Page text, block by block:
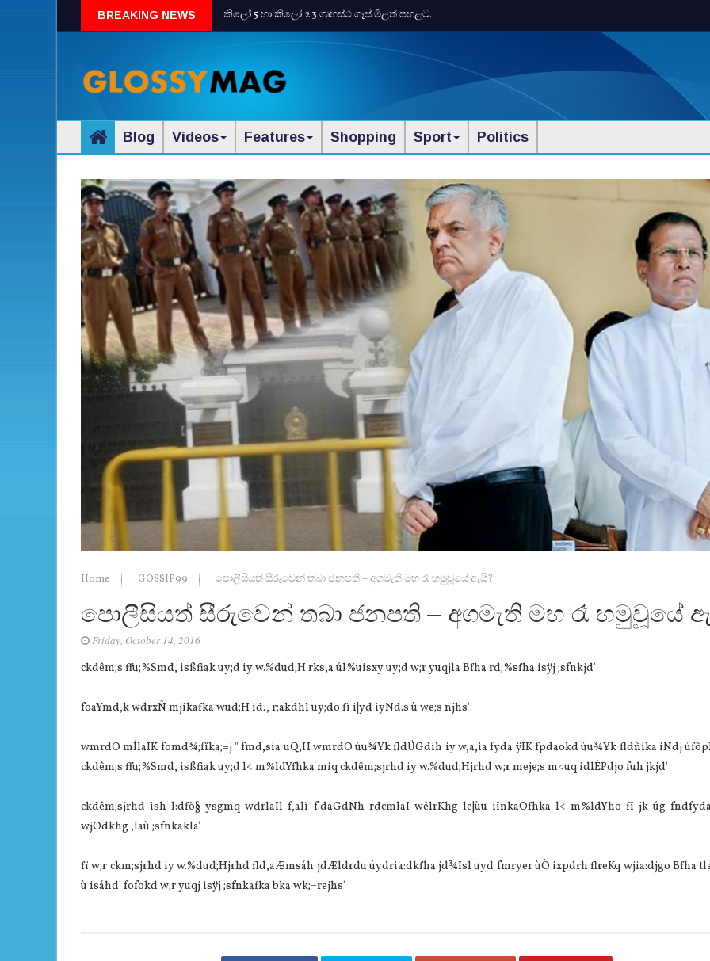
BREAKING NEWS කිලෝ 5 හා කිලෝ 2.3 ගෘහස්ථ ගෑස් මිළත් පහළට.
Blog Videos Features Shopping Sport Politics
Home GOSSIP99 පොලීසියත් සීරුවෙන් තබා ජනපති – අගමැති මහ රෑ හමුවූයේ ඇයි?
පොලීසියත් සීරුවෙන් තබා ජනපති – අගමැති මහ රෑ හමුවූයේ
Friday, October 14, 2016
ckdêm;s ffu;%Smd, isßfiak uy;d iy w.%dud;H rks,a úl%uisxy uy;d w;r yuqjla Bfha rd;%sfha isÿj ;sfnkjd'
foaYmd,k wdrxÑ mjikafka wud;H id., r;akdhl uy;do fï i|yd iyNd.s ù we;s njhs'
wmrdO mÍlaIK fomd¾;fïka;=j " fmd,sia uQ,H wmrdO úu¾Yk fldÜGdih iy w,a,ia fyda ÿIK fpdaokd úu¾Yk fldñika iNdj
ckdêm;s ffu;%Smd, isßfiak uy;d l< m%ldYfhka miq ckdêm;sjrhd iy w.%dud;Hjrhd w;r meje;s m<uq idlÉPdjo fuh jkjd'
ckdêm;sjrhd ish l:dfõ§ ysgmq wdrlaIl f,alï f.daGdNh rdcmlaI wêlrKhg le|ùu iïnkaOfhka l< m%ldYho fï jk úg
wjOdkhg ,laù ;sfnkakla'
fï w;r ckm;sjrhd iy w.%dud;Hjrhd fld,aÆmsáh jdÆldrdu úydria:dkfha jd¾Isl uyd fmryer ùÒ ixpdrh flreKq wjia:djgo Bfha
ù isáhd' fofokd w;r yuqj isÿj ;sfnkafka bka wk;=rejhs'